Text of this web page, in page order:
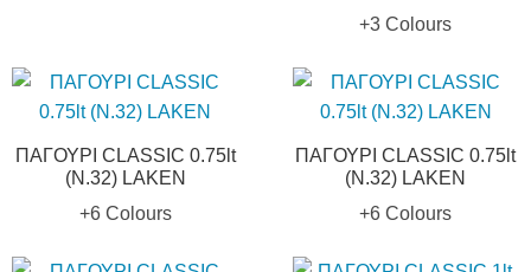
+3 Colours
ΠΑΓΟΥΡΙ CLASSIC 0.75lt
(N.32) LAKEN
+6 Colours
ΠΑΓΟΥΡΙ CLASSIC 0.75lt
(N.32) LAKEN
+6 Colours